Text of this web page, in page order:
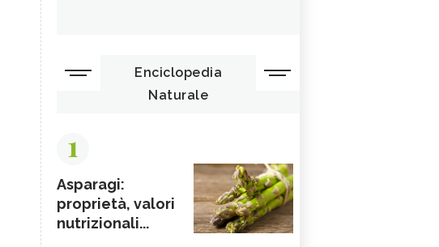
Enciclopedia
Naturale
1
Asparagi:
proprietà, valori
nutrizionali...